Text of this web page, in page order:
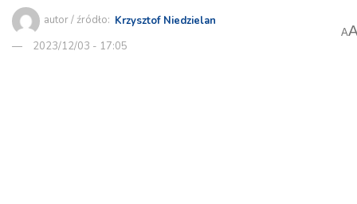
autor / źródło: Krzysztof Niedzielan
2023/12/03 - 17:05
A